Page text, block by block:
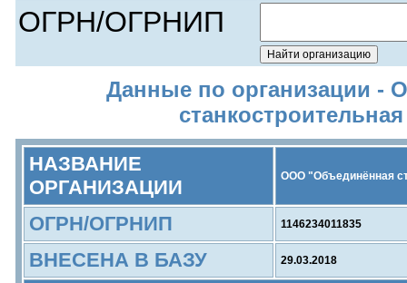
ОГРН/ОГРНИП
Данные по организации -
НАЗВАНИЕ
ОРГАНИЗАЦИИ
ООО "Объединённая
ОГРН/ОГРНИП 1146234011835
ВНЕСЕНА В БАЗУ 29.03.2018